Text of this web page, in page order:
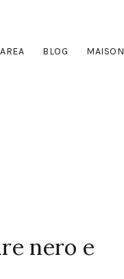
BLOG MAISON
nero e